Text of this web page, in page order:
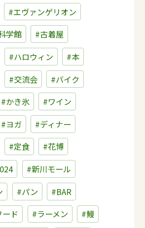
#エヴァンゲリオン
学館
#古着屋
#ハロウィン
#本
#交流会
#バイク
#かき氷
#ワイン
#ヨガ
#ディナー
#定食
#花博
#新川モール
#パン
#BAR
ド
#ラーメン
#鰻